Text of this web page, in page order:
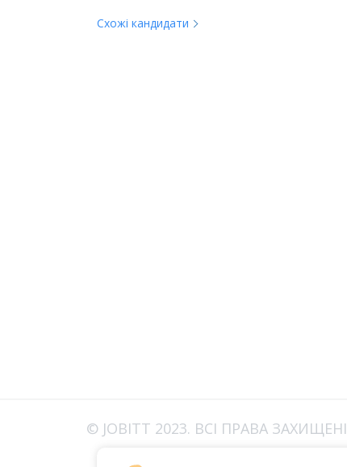
Схожі кандидати
© JOBITT 2023. ВСІ ПРАВА ЗАХИЩЕНІ